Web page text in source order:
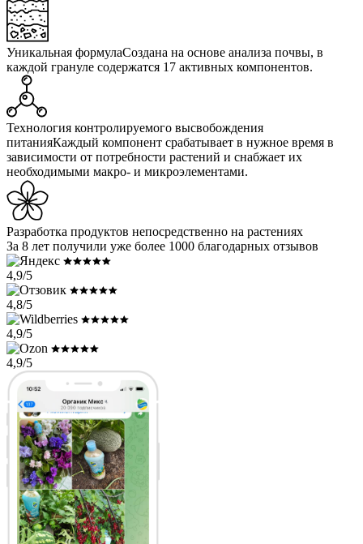
Уникальная формулаСоздана на основе анализа почвы, в
каждой грануле содержатся 17 активных компонентов.
Технология контролируемого высвобождения
питанияКаждый компонент срабатывает в нужное время в
зависимости от потребности растений и снабжает их
необходимыми макро- и микроэлементами.
Разработка продуктов непосредственно на растениях
За 8 лет получили уже более 1000 благодарных отзывов
4,9/5
4,8/5
4,9/5
4,9/5